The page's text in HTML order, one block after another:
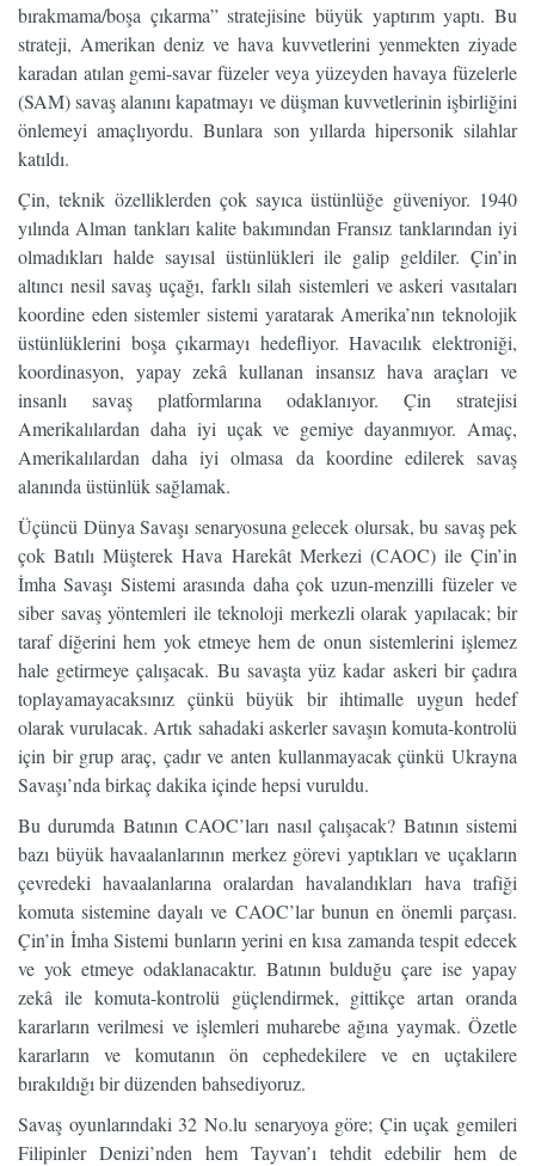
bırakmama/boşa çıkarma” stratejisine büyük yaptırım yaptı. Bu
strateji, Amerikan deniz ve hava kuvvetlerini yenmekten ziyade
karadan atılan gemi-savar füzeler veya yüzeyden havaya füzelerle
(SAM) savaş alanını kapatmayı ve düşman kuvvetlerinin işbirliğini
önlemeyi amaçlıyordu. Bunlara son yıllarda hipersonik silahlar
katıldı.
Çin, teknik özelliklerden çok sayıca üstünlüğe güveniyor. 1940
yılında Alman tankları kalite bakımından Fransız tanklarından iyi
olmadıkları halde sayısal üstünlükleri ile galip geldiler. Çin’in
altıncı nesil savaş uçağı, farklı silah sistemleri ve askeri vasıtaları
koordine eden sistemler sistemi yaratarak Amerika’nın teknolojik
üstünlüklerini boşa çıkarmayı hedefliyor. Havacılık elektroniği,
koordinasyon, yapay zekâ kullanan insansız hava araçları ve
insanlı savaş platformlarına odaklanıyor. Çin stratejisi
Amerikalılardan daha iyi uçak ve gemiye dayanmıyor. Amaç,
Amerikalılardan daha iyi olmasa da koordine edilerek savaş
alanında üstünlük sağlamak.
Üçüncü Dünya Savaşı senaryosuna gelecek olursak, bu savaş pek
çok Batılı Müşterek Hava Harekât Merkezi (CAOC) ile Çin’in
İmha Savaşı Sistemi arasında daha çok uzun-menzilli füzeler ve
siber savaş yöntemleri ile teknoloji merkezli olarak yapılacak; bir
taraf diğerini hem yok etmeye hem de onun sistemlerini işlemez
hale getirmeye çalışacak. Bu savaşta yüz kadar askeri bir çadıra
toplayamayacaksınız çünkü büyük bir ihtimalle uygun hedef
olarak vurulacak. Artık sahadaki askerler savaşın komuta-kontrolü
için bir grup araç, çadır ve anten kullanmayacak çünkü Ukrayna
Savaşı’nda birkaç dakika içinde hepsi vuruldu.
Bu durumda Batının CAOC’ları nasıl çalışacak? Batının sistemi
bazı büyük havaalanlarının merkez görevi yaptıkları ve uçakların
çevredeki havaalanlarına oralardan havalandıkları hava trafiği
komuta sistemine dayalı ve CAOC’lar bunun en önemli parçası.
Çin’in İmha Sistemi bunların yerini en kısa zamanda tespit edecek
ve yok etmeye odaklanacaktır. Batının bulduğu çare ise yapay
zekâ ile komuta-kontrolü güçlendirmek, gittikçe artan oranda
kararların verilmesi ve işlemleri muharebe ağına yaymak. Özetle
kararların ve komutanın ön cephedekilere ve en uçtakilere
bırakıldığı bir düzenden bahsediyoruz.
Savaş oyunlarındaki 32 No.lu senaryoya göre; Çin uçak gemileri
Filipinler Denizi’nden hem Tayvan’ı tehdit edebilir hem de